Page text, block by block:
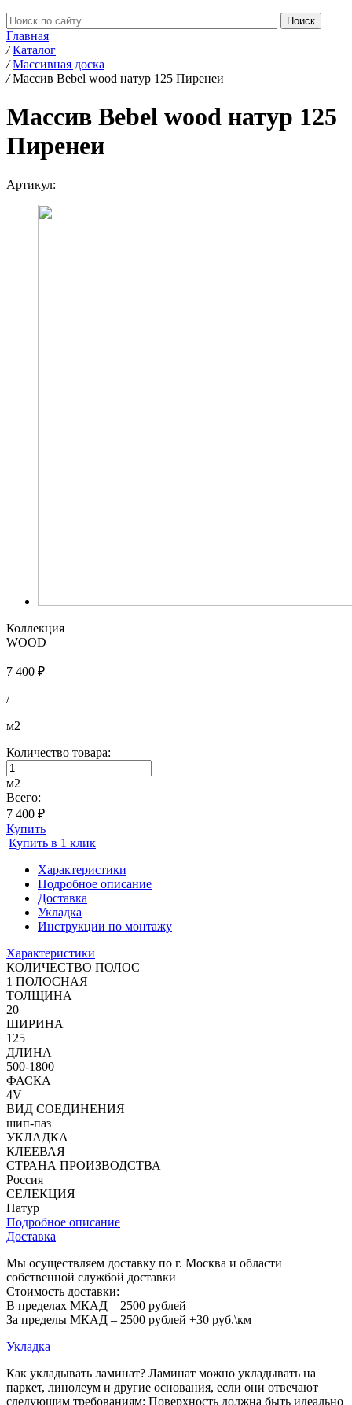
Главная
/ Каталог
/ Массивная доска
/ Массив Bebel wood натур 125 Пиренеи
Массив Bebel wood натур 125
Пиренеи
Артикул:
Коллекция
WOOD
7 400 ₽
/
м2
Количество товара:
м2
Всего:
7 400 ₽
Купить
Купить в 1 клик
Характеристики
Подробное описание
Доставка
Укладка
Инструкции по монтажу
Характеристики
КОЛИЧЕСТВО ПОЛОС
1 ПОЛОСНАЯ
ТОЛЩИНА
20
ШИРИНА
125
ДЛИНА
500-1800
ФАСКА
4V
ВИД СОЕДИНЕНИЯ
шип-паз
УКЛАДКА
КЛЕЕВАЯ
СТРАНА ПРОИЗВОДСТВА
Россия
СЕЛЕКЦИЯ
Натур
Подробное описание
Доставка
Мы осуществляем доставку по г. Москва и области
собственной службой доставки
Стоимость доставки:
В пределах МКАД – 2500 рублей
За пределы МКАД – 2500 рублей +30 руб.\км
Укладка
Как укладывать ламинат? Ламинат можно укладывать на
паркет, линолеум и другие основания, если они отвечают
следующим требованиям: Поверхность должна быть идеально